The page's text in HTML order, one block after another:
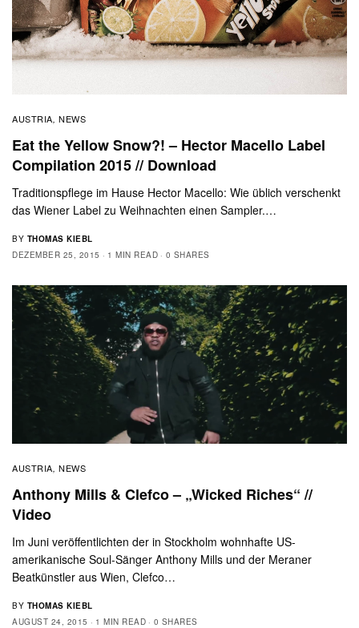
AUSTRIA, NEWS
Eat the Yellow Snow?! – Hector Macello Label
Compilation 2015 // Download
Traditionspflege im Hause Hector Macello: Wie üblich verschenkt
das Wiener Label zu Weihnachten einen Sampler.…
BY THOMAS KIEBL
DEZEMBER 25, 2015
1 MIN READ 0 SHARES
AUSTRIA, NEWS
Anthony Mills & Clefco – „Wicked Riches“ //
Video
Im Juni veröffentlichten der in Stockholm wohnhafte US-
amerikanische Soul-Sänger Anthony Mills und der Meraner
Beatkünstler aus Wien, Clefco…
BY THOMAS KIEBL
AUGUST 24, 2015
1 MIN READ 0 SHARES